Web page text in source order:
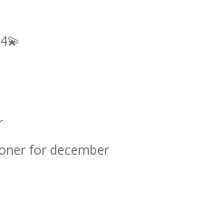
for december